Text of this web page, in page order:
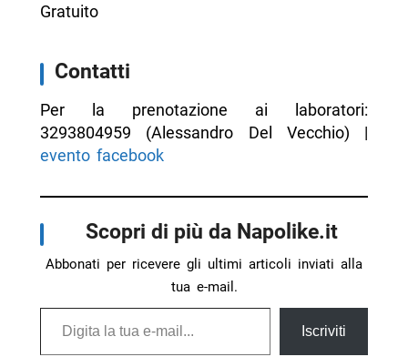
Gratuito
Contatti
Per la prenotazione ai laboratori:
3293804959 (Alessandro Del Vecchio) |
evento facebook
Scopri di più da Napolike.it
Abbonati per ricevere gli ultimi articoli inviati alla
tua e-mail.
Digita la tua e-mail...
Iscriviti